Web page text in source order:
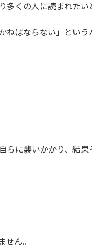
くの人に読まれたい
ねばならない」とい
に襲いかかり、結
ん。